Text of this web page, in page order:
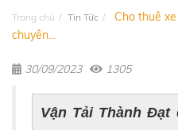
Trang chủ Tin Tức
Cho thuê
chuyên...
30/09/2023 1305
Vận Tải Thành Đạt